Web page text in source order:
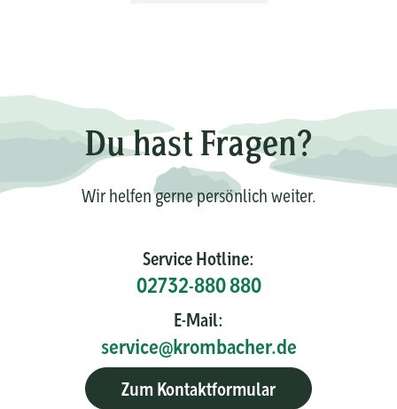
Du hast Fragen?
Wir helfen gerne persönlich weiter.
Service Hotline:
02732-880 880
E-Mail:
service@krombacher.de
Zum Kontaktformular